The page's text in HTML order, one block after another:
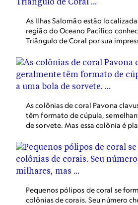
As Ilhas Salomão estão
região do Oceano Pacífico
Triângulo de Coral por sua
mundo agora enfrentam ameaças
cada vez mais quentes e ácidos,
fica em uma bolsa de água
pode estar protegendo-o dessas
As colônias de coral Pavona
têm formato de cúpula,
de sorvete. Mas essa colônia é
altura, quase 5m, os cientistas
tem cerca de 300 anos de idade.
Pequenos pólipos de coral se
colônias de corais. Seu número